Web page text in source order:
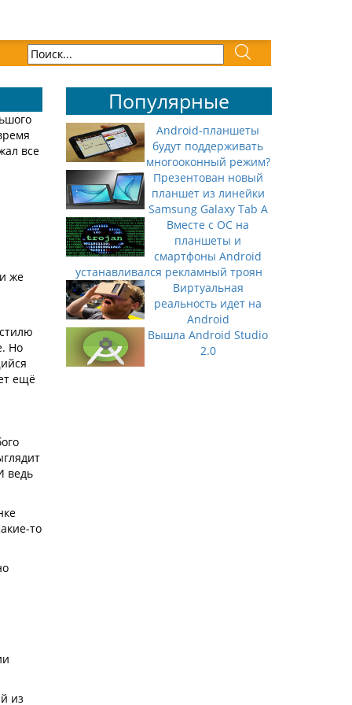
все
же
Но
ещё
ведь
то
из
Популярные
Android-планшеты
будут поддерживать
многооконный режим?
Презентован новый
планшет из линейки
Samsung Galaxy Tab A
Вместе с ОС на
планшеты и
смартфоны Android
устанавливался рекламный троян
Виртуальная
реальность идет на
Android
Вышла Android Studio
2.0